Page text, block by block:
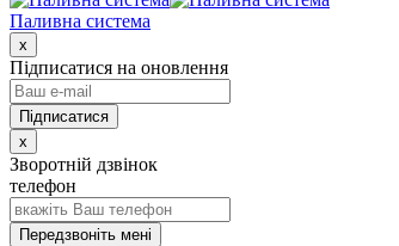
Паливна система
x
Підписатися на оновлення
x
Зворотній дзвінок
телефон
Передзвоніть мені